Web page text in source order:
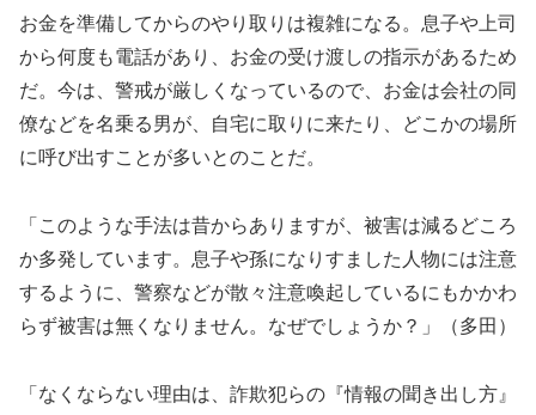
お金を準備してからのやり取りは複雑になる。息子や上司
から何度も電話があり、お金の受け渡しの指示があるため
だ。今は、警戒が厳しくなっているので、お金は会社の同
僚などを名乗る男が、自宅に取りに来たり、どこかの場所
に呼び出すことが多いとのことだ。
「このような手法は昔からありますが、被害は減るどころ
か多発しています。息子や孫になりすました人物には注意
するように、警察などが散々注意喚起しているにもかかわ
らず被害は無くなりません。なぜでしょうか？」（多田）
「なくならない理由は、詐欺犯らの『情報の聞き出し方』